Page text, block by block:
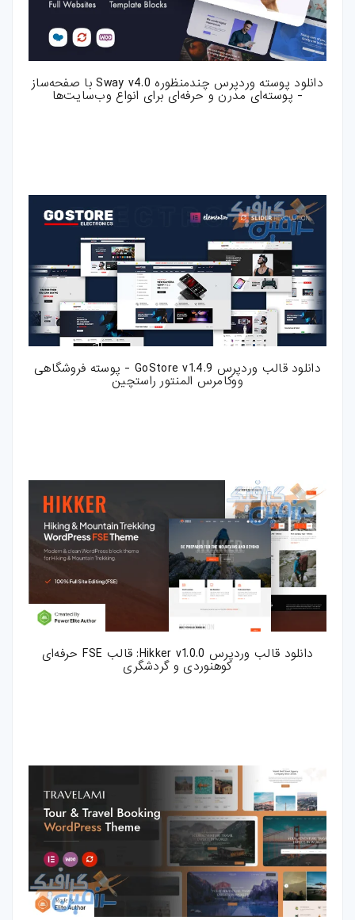
دانلود پوسته وردپرس چندمنظوره Sway v4.0 با صفحه‌ساز
- پوسته‌ای مدرن و حرفه‌ای برای انواع وب‌سایت‌ها
دانلود قالب وردپرس GoStore v1.4.9 - پوسته فروشگاهی
ووکامرس المنتور راستچین
دانلود قالب وردپرس Hikker v1.0.0: قالب FSE حرفه‌ای
کوهنوردی و گردشگری